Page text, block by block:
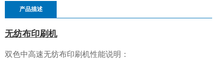
产品描述
无纺布印刷机
双色中高速无纺布印刷机性能说明：